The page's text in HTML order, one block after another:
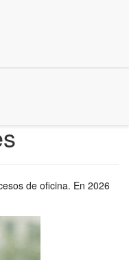
de oficina. En 2026